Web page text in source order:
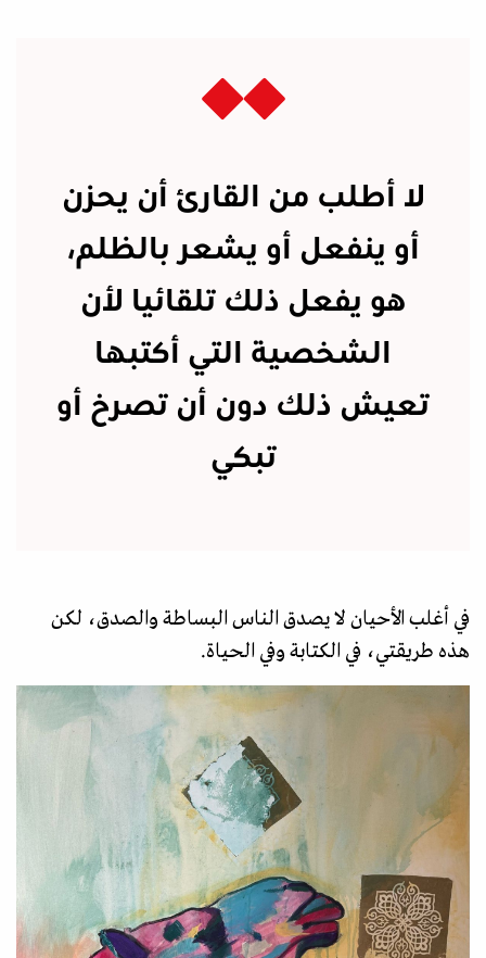
لا أطلب من القارئ أن يحزن
أو ينفعل أو يشعر بالظلم،
هو يفعل ذلك تلقائيا لأن
الشخصية التي أكتبها
تعيش ذلك دون أن تصرخ أو
تبكي
في أغلب الأحيان لا يصدق الناس البساطة والصدق، لكن
هذه طريقتي، في الكتابة وفي الحياة.